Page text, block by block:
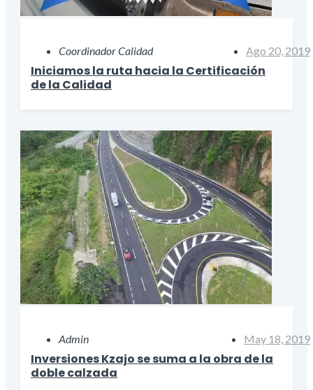
Coordinador Calidad Ago 20, 2019
Iniciamos la ruta hacia la Certificación
de la Calidad
Admin May 18, 2019
Inversiones Kzajo se suma a la obra de la
doble calzada